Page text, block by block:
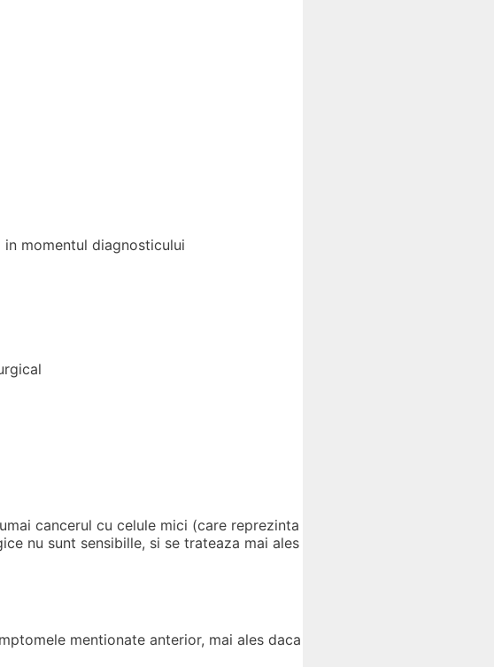
momentul diagnosticului
cancerul cu celule mici (care reprezinta
nu sunt sensibille, si se trateaza mai ales
mentionate anterior, mai ales daca